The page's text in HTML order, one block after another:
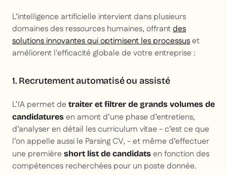
L’intelligence artificielle intervient dans plusieurs
domaines des ressources humaines, offrantdes
solutions innovantes qui optimisent les processuset
améliorent l'efficacité globale de votre entreprise :
1. Recrutement automatisé ou assisté
L’IA permet de traiter et filtrer de grands volumes de
candidatures en amont d’une phase d’entretiens,
d’analyser en détail les curriculum vitae - c’est ce que
l’on appelle aussi le Parsing CV, -et même d’effectuer
une première short list de candidats en fonction des
compétences recherchées pour un poste donnée.